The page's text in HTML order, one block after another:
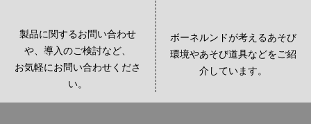
製品に関するお問い合わせ
や、導入のご検討など、
お気軽にお問い合わせくださ
い。
ボーネルンドが考えるあそび
環境やあそび道具などをご紹
介しています。